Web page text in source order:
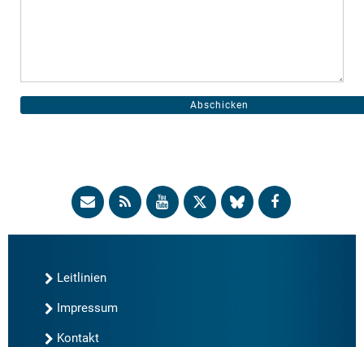
Leitlinien
Impressum
Kontakt